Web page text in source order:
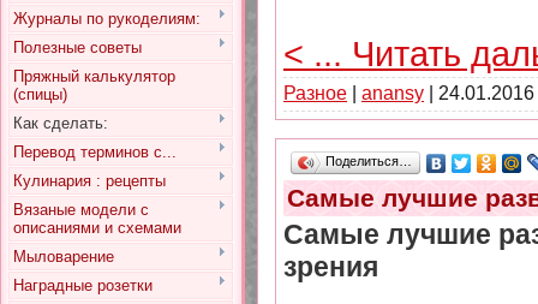
Журналы по рукоделиям:
Полезные советы
Пряжный калькулятор
(спицы)
Как сделать:
Перевод терминов с...
Кулинария : рецепты
Вязаные модели с
описаниями и схемами
Мыловарение
Наградные розетки
< ... Читать
Разное anansy 24.01.2016
Поделиться…
Самые лучшие
Самые лучшие
зрения